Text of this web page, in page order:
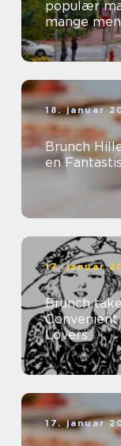
populær
mange
18. januar
Brunch
en
17. januar
Brunch
Lovers
17. januar